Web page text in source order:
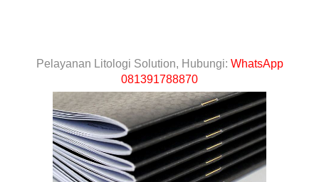
Pelayanan Litologi Solution, Hubungi: WhatsApp
081391788870